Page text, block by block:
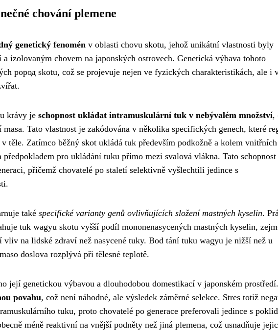
chování plemene
genetický fenomén v oblasti chovu skotu, jehož unikátní vlastnosti byly
izolovaným chovem na japonských ostrovech. Genetická výbava tohoto
pород skotu, což se projevuje nejen ve fyzických charakteristikách, ale i
krávy je schopnost ukládat intramuskulární tuk v nebývalém množství,
Tato vlastnost je zakódována v několika specifických genech, které
těle. Zatímco běžný skot ukládá tuk především podkožně a kolem vnitřních
pro ukládání tuku přímo mezi svalová vlákna. Tato schopnost
přičemž chovatelé po staletí selektivně vyšlechtili jedince s
také specifické varianty genů ovlivňujících složení mastných kyselin.
tuk wagyu skotu vyšší podíl mononenasycených mastných kyselin,
na lidské zdraví než nasycené tuky. Bod tání tuku wagyu je nižší než u
doslova rozplývá při tělesné teplotě.
její genetickou výbavou a dlouhodobou domestikací v japonském
povahu, což není náhodné, ale výsledek záměrné selekce. Stres totiž
tuku, proto chovatelé po generace preferovali jedince s
méně reaktivní na vnější podněty než jiná plemena, což usnadňuje